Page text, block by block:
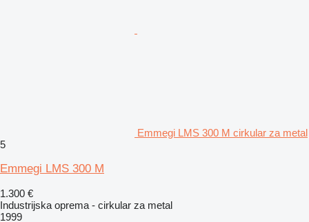
Emmegi LMS 300 M cirkular za metal
5
Emmegi LMS 300 M
1.300 €
Industrijska oprema - cirkular za metal
1999